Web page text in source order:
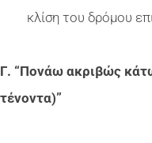
κλίση του δρόμου
Γ. “Πονάω ακριβώς
τένοντα)”